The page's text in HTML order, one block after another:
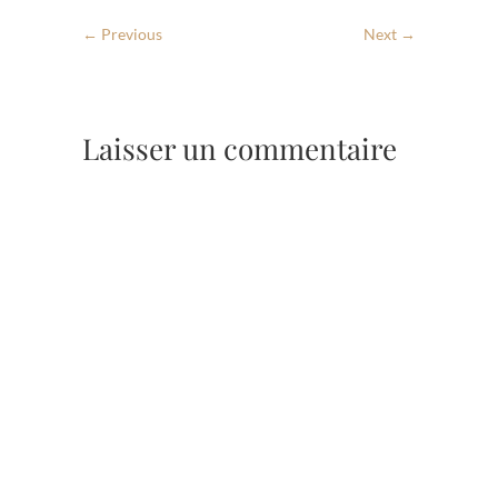
← Previous Next →
Laisser un commentaire